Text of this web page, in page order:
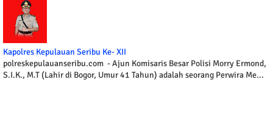
Kapolres Kepulauan Seribu Ke- XII
polreskepulauanseribu.com - Ajun Komisaris Besar Polisi Morry Ermond,
S.I.K., M.T (Lahir di Bogor, Umur 41 Tahun) adalah seorang Perwira Me...